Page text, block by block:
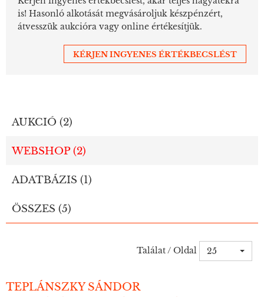
is! Hasonló alkotását megvásároljuk készpénzért,
átvesszük aukcióra vagy online értékesítjük.
KÉRJEN INGYENES ÉRTÉKBECSLÉST
AUKCIÓ (2)
WEBSHOP (2)
ADATBÁZIS (1)
ÖSSZES (5)
Találat / Oldal 25
TEPLÁNSZKY SÁNDOR